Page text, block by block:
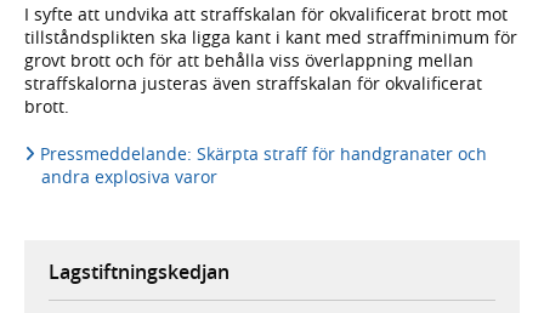
I syfte att undvika att straffskalan för okvalificerat brott mot
tillståndsplikten ska ligga kant i kant med straffminimum för
grovt brott och för att behålla viss överlappning mellan
straffskalorna justeras även straffskalan för okvalificerat
brott.
Pressmeddelande: Skärpta straff för handgranater och
andra explosiva varor
Lagstiftningskedjan